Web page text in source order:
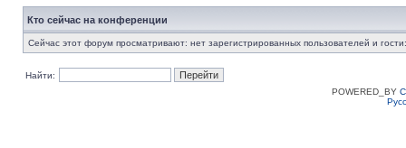
Кто сейчас на конференции
Сейчас этот форум просматривают: нет зарегистрированных пользователей и
Найти:
POWERED_BY